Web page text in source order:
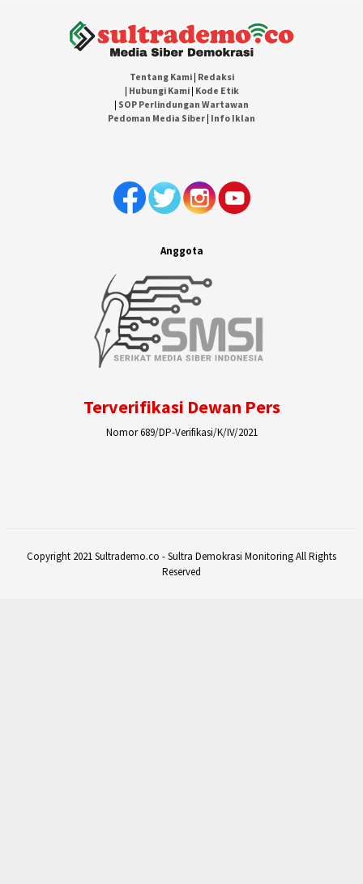
Tentang Kami| Redaksi
| Hubungi Kami| Kode Etik
| SOP Perlindungan Wartawan
Pedoman Media Siber | Info Iklan
Anggota
Terverifikasi Dewan Pers
Nomor 689/DP-Verifikasi/K/IV/2021
Copyright 2021 Sultrademo.co - Sultra Demokrasi Monitoring All Rights
Reserved